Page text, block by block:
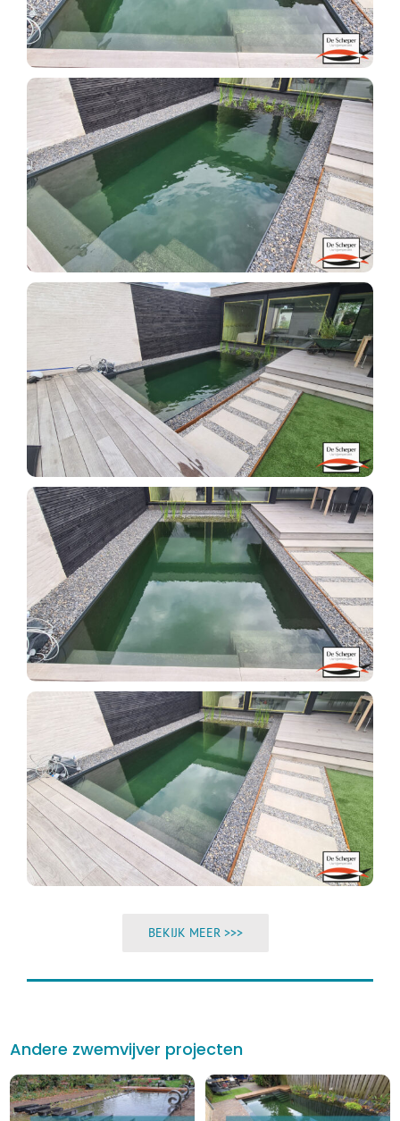
BEKIJK MEER >>>
Andere zwemvijver projecten